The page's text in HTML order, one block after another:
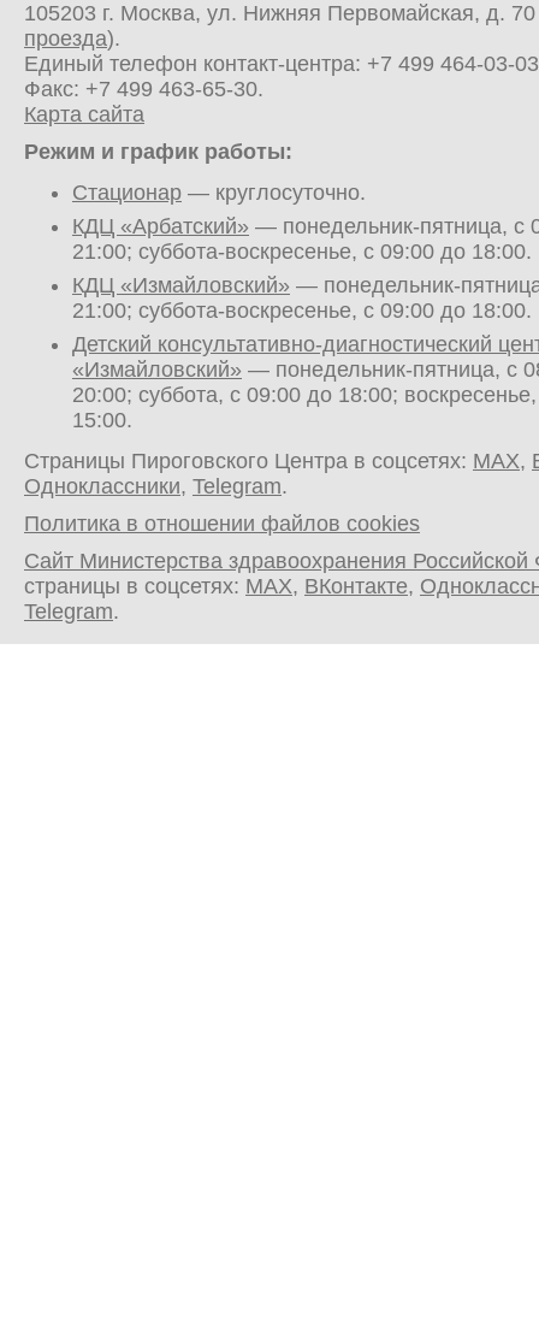
105203 г. Москва, ул. Нижняя Первомайская, д.
проезда).
Единый телефон контакт-центра: +7 499 464-03-03
Факс: +7 499 463-65-30.
Карта сайта
Режим и график работы:
Стационар — круглосуточно.
КДЦ «Арбатский» — понедельник-пятница, с
21:00; суббота-воскресенье, с 09:00 до 18:00.
КДЦ «Измайловский» — понедельник-
21:00; суббота-воскресенье, с 09:00 до 18:00.
Детский консультативно-диагностический
«Измайловский» — понедельник-пятница, с
20:00; суббота, с 09:00 до 18:00;
15:00.
Страницы Пироговского Центра в соцсетях: MAX,
Одноклассники, Telegram.
Политика в отношении файлов cookies
Сайт Министерства здравоохранения
страницы в соцсетях: MAX, ВКонтакте,
Telegram.